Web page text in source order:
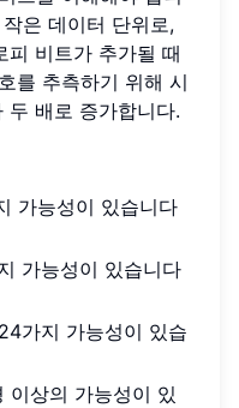
은 데이터 단위로,
피 비트가 추가될 때
를 추측하기 위해 시
두 배로 증가합니다.
가능성이 있습니다
가능성이 있습니다
가지 가능성이 있습
이상의 가능성이 있